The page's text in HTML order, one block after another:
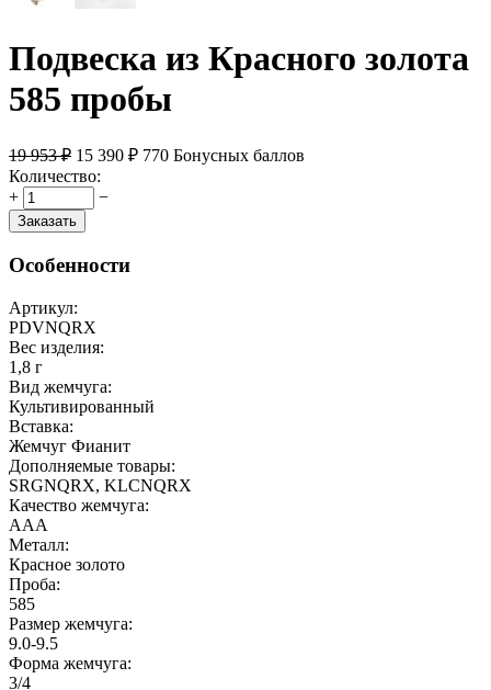
Подвеска из Красного золота
585 пробы
19 953 ₽ 15 390 ₽ 770 Бонусных баллов
Количество:
+
−
Заказать
Особенности
Артикул:
PDVNQRX
Вес изделия:
1,8 г
Вид жемчуга:
Культивированный
Вставка:
Жемчуг Фианит
Дополняемые товары:
SRGNQRX, KLCNQRX
Качество жемчуга:
ААА
Металл:
Красное золото
Проба:
585
Размер жемчуга:
9.0-9.5
Форма жемчуга:
3/4